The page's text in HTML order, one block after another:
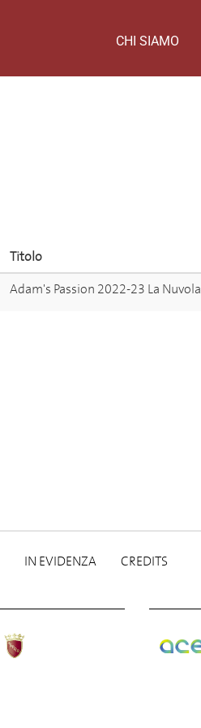
CHI SIAMO
Titolo
Adam's Passion 2022-23 La Nuvola
IN EVIDENZA CREDITS